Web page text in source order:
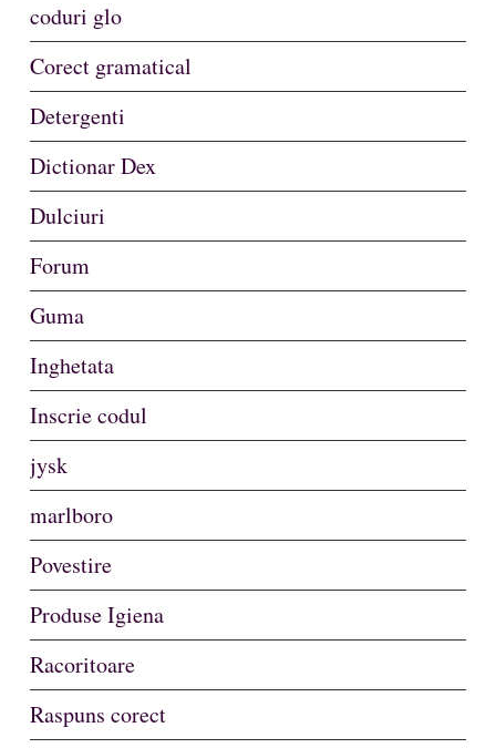
coduri glo
Corect gramatical
Detergenti
Dictionar Dex
Dulciuri
Forum
Guma
Inghetata
Inscrie codul
jysk
marlboro
Povestire
Produse Igiena
Racoritoare
Raspuns corect